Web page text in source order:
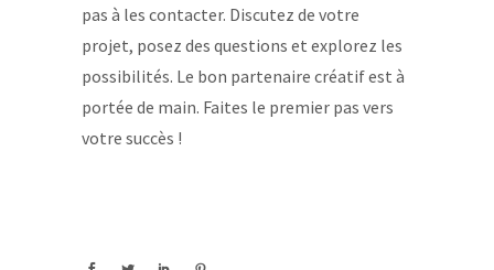
pas à les contacter. Discutez de votre
projet, posez des questions et explorez les
possibilités. Le bon partenaire créatif est à
portée de main. Faites le premier pas vers
votre succès !